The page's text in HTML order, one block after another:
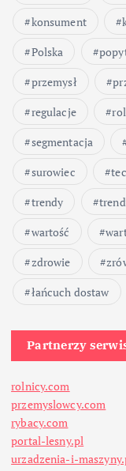
konsument
Polska
przemysł
regulacje
segmentacja
surowiec
trendy
wartość
zdrowie
łańcuch dostaw
Partnerzy
rolnicy.com
przemyslowcy.com
rybacy.com
portal-lesny.pl
urzadzenia-i-